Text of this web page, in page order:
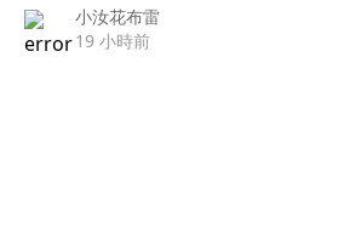
小汝花布雷
19 小時前